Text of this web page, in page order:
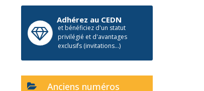
Adhérez au CEDN
et bénéficiez d'un statut
privilégié et d'avantages
exclusifs (invitations...)
Anciens numéros